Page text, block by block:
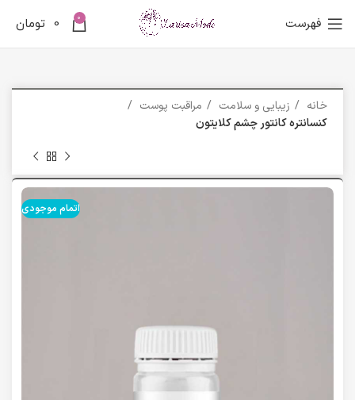
فهرست 0
0 تومان
خانه زیبایی و سلامت
مراقبت پوست
کنسانتره کانتور چشم کلایتون
اتمام موجودی